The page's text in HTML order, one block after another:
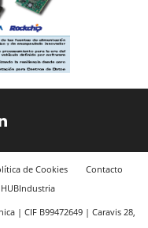
de Cookies
Contacto
HUBIndustria
| CIF B99472649 | Caravis 28,